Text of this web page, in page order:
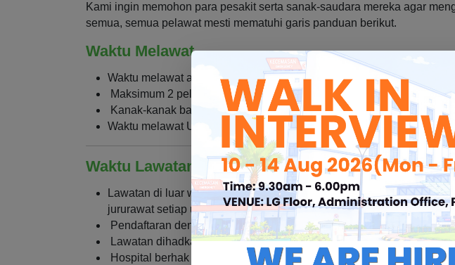
Kami ingin memohon para pesakit serta sanak-saudara mereka agar
semua, semua pelawat mesti mematuhi garis panduan berikut.
Waktu Melawat
Waktu melawat am: 8 pagi – 9 petang
Maksimum 2 pelawat dibenarkan pada satu-satu masa
Kanak-kanak bawah usia 12 tahun tidak digalakkan untuk datang
Waktu melawat Unit Rawatan Rapi (ICU) dan Unit Rawatan Separa
Waktu Lawatan Di Luar Waktu Dibenarkan
Lawatan di luar waktu yang dibenarkan tidak digalakkan, tetapi
jururawat setiap unit/wad
Pendaftaran dengan pegawai keselamatan bertugas diwajibkan
Lawatan dihadkan selama maksimum 20 minit sahaja
Hospital berhak untuk tidak membenarkan lawatan